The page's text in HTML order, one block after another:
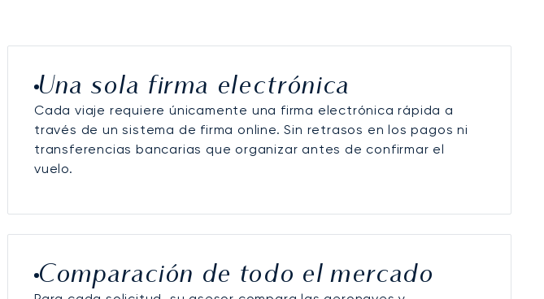
Una sola firma electrónica
Cada viaje requiere únicamente una firma electrónica rápida a
través de un sistema de firma online. Sin retrasos en los pagos ni
transferencias bancarias que organizar antes de confirmar el
vuelo.
Comparación de todo el mercado